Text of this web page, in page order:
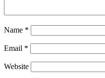
Name *
Email *
Website